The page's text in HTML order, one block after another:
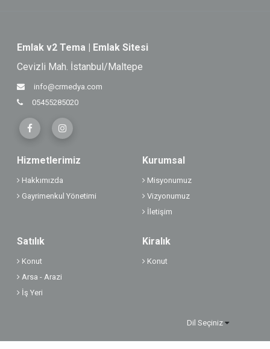
Emlak v2 Tema | Emlak Sitesi
Cevizli Mah. İstanbul/Maltepe
info@crmedya.com
05455285020
Hizmetlerimiz
Hakkımızda
Gayrimenkul Yönetimi
Kurumsal
Misyonumuz
Vizyonumuz
İletişim
Satılık
Konut
Arsa - Arazi
İş Yeri
Kiralık
Konut
Dil Seçiniz